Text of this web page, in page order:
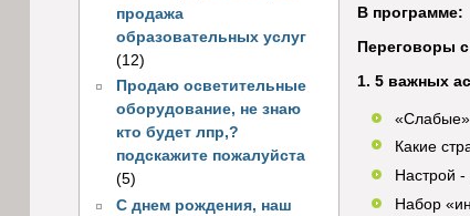
продажа
образовательных услуг
(12)
Продаю осветительные
оборудование, не знаю
кто будет лпр,?
подскажите пожалуйста
(5)
С днем рождения, наш
В программе:
Переговоры
1. 5 важных
«Слабые»
Какие
Настрой
Набор